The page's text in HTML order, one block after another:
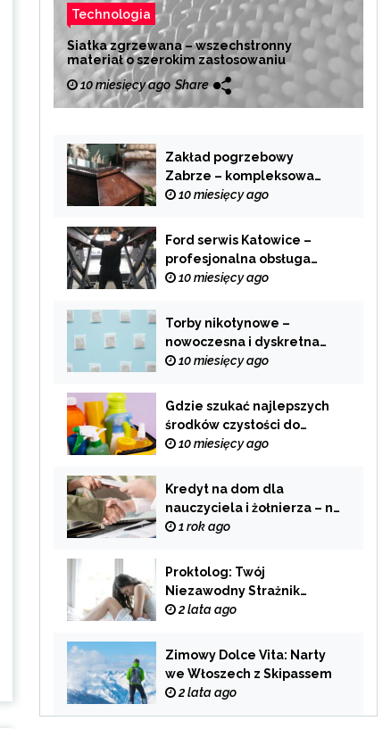
Technologia
Siatka zgrzewana – wszechstronny
materiał o szerokim zastosowaniu
10 miesięcy ago Share
Zakład pogrzebowy
Zabrze – kompleksowa
pomoc w trudnych
10 miesięcy ago
Ford serwis Katowice –
profesjonalna obsługa
Twojego samochodu
10 miesięcy ago
Torby nikotynowe –
nowoczesna i dyskretna
alternatywa dla
10 miesięcy ago
Gdzie szukać najlepszych
środków czystości do
swojego domu?
10 miesięcy ago
Kredyt na dom dla
nauczyciela i żołnierza – na
co zwrócić uwagę przy
1 rok ago
Proktolog: Twój
Niezawodny Strażnik
Zdrowia Układu
2 lata ago
Zimowy Dolce Vita: Narty
we Włoszech z Skipassem
2 lata ago